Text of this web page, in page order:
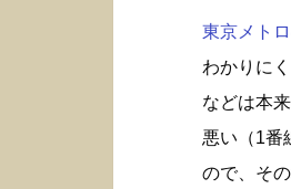
東京メト
わかりに
などは本
悪い（1番
ので、そ